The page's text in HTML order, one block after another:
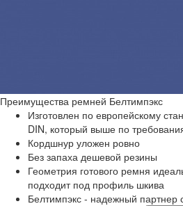
Преимущества ремней Белтимпэкс
Изготовлен по европейскому
DIN, который выше по
Кордшнур уложен ровно
Без запаха дешевой резины
Геометрия готового ремня
подходит под профиль шкива
Белтимпэкс - надежный партнер